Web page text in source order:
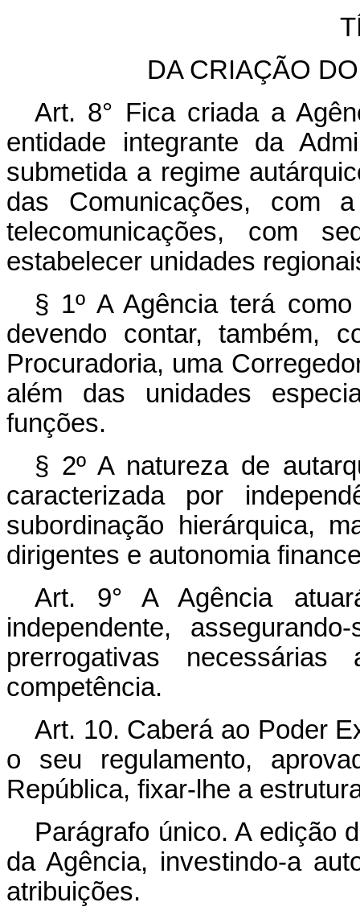
DA CRIAÇÃO
Art. 8° Fica criada a
entidade integrante da
submetida a regime
das Comunicações, com
telecomunicações, com
estabelecer unidades
§ 1º A Agência terá
devendo contar, também,
Procuradoria, uma
além das unidades
funções.
§ 2º A natureza de
caracterizada por
subordinação hierárquica,
dirigentes e autonomia
Art. 9° A Agência
independente,
prerrogativas
competência.
Art. 10. Caberá ao Poder
o seu regulamento,
República, fixar-lhe a
Parágrafo único. A edição
da Agência, investindo-a
atribuições.